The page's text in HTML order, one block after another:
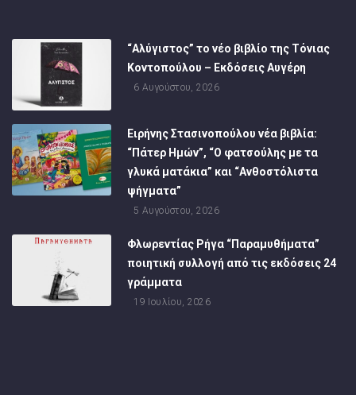
“Αλύγιστος” το νέο βιβλίο της Τόνιας
Κοντοπούλου – Εκδόσεις Αυγέρη
6 Αυγούστου, 2026
Ειρήνης Στασινοπούλου νέα βιβλία:
“Πάτερ Ημών”, “Ο φατσούλης με τα
γλυκά ματάκια” και “Ανθοστόλιστα
ψήγματα”
5 Αυγούστου, 2026
Φλωρεντίας Ρήγα “Παραμυθήματα”
ποιητική συλλογή από τις εκδόσεις 24
γράμματα
19 Ιουλίου, 2026